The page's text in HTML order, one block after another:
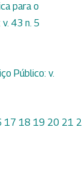
para o
43 n. 5
Público: v.
17 18 19 20 21